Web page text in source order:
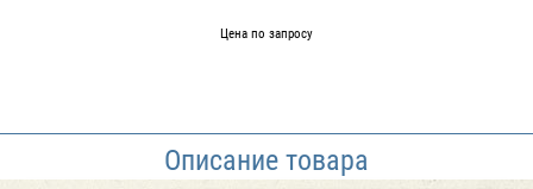
Цена по запросу
Описание товара